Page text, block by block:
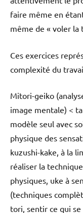
faire même en
même de « voler la
Ces exercices
complexité du
Mitori-geiko
image mentale) <
modèle seul avec
physique des
kuzushi-kake, à la
réaliser la
physiques, uke à
(techniques
tori, sentir ce qui se